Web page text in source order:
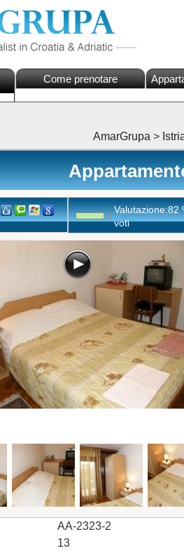
Come prenotare
AmarGrupa >
Valutazione:82
voti
AA-2323-2
13